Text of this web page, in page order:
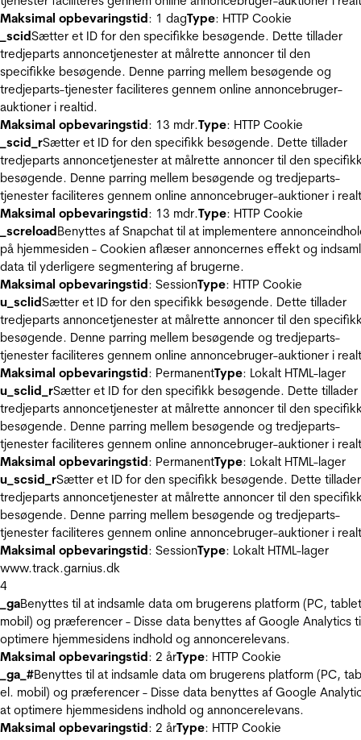
Maksimal opbevaringstid: 1 dagType: HTTP Cookie
_scidSætter et ID for den specifikke besøgende. Dette tillader
tredjeparts annoncetjenester at målrette annoncer til den
specifikke besøgende. Denne parring mellem besøgende og
tredjeparts-tjenester faciliteres gennem online annoncebruger-
auktioner i realtid.
Maksimal opbevaringstid: 13 mdr.Type: HTTP Cookie
_scid_rSætter et ID for den specifikk besøgende. Dette tillader
tredjeparts annoncetjenester at målrette annoncer til den
besøgende. Denne parring mellem besøgende og tredjeparts-
tjenester faciliteres gennem online annoncebruger-auktioner i
Maksimal opbevaringstid: 13 mdr.Type: HTTP Cookie
_screloadBenyttes af Snapchat til at implementere
på hjemmesiden - Cookien aflæser annoncernes effekt og
data til yderligere segmentering af brugerne.
Maksimal opbevaringstid: SessionType: HTTP Cookie
u_sclidSætter et ID for den specifikk besøgende. Dette tillader
tredjeparts annoncetjenester at målrette annoncer til den
besøgende. Denne parring mellem besøgende og tredjeparts-
tjenester faciliteres gennem online annoncebruger-auktioner i
Maksimal opbevaringstid: PermanentType: Lokalt HTML-lager
u_sclid_rSætter et ID for den specifikk besøgende. Dette tillader
tredjeparts annoncetjenester at målrette annoncer til den
besøgende. Denne parring mellem besøgende og tredjeparts-
tjenester faciliteres gennem online annoncebruger-auktioner i
Maksimal opbevaringstid: PermanentType: Lokalt HTML-lager
u_scsid_rSætter et ID for den specifikk besøgende. Dette tillader
tredjeparts annoncetjenester at målrette annoncer til den
besøgende. Denne parring mellem besøgende og tredjeparts-
tjenester faciliteres gennem online annoncebruger-auktioner i
Maksimal opbevaringstid: SessionType: Lokalt HTML-lager
www.track.garnius.dk
4
_gaBenyttes til at indsamle data om brugerens platform (PC,
mobil) og præferencer - Disse data benyttes af Google Analytics
optimere hjemmesidens indhold og annoncerelevans.
Maksimal opbevaringstid: 2 årType: HTTP Cookie
_ga_#Benyttes til at indsamle data om brugerens platform (PC,
el. mobil) og præferencer - Disse data benyttes af Google
at optimere hjemmesidens indhold og annoncerelevans.
Maksimal opbevaringstid: 2 årType: HTTP Cookie